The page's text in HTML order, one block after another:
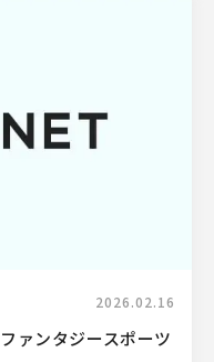
2026.02.16
ァンタジースポーツ